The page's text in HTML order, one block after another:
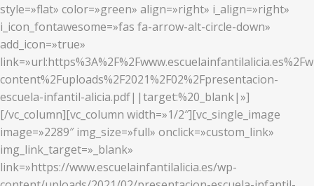
style=»flat» color=»green» align=»right» i_align=»right»
i_icon_fontawesome=»fas fa-arrow-alt-circle-down»
add_icon=»true»
content%2Fuploads%2F2021%2F02%2Fpresentacion-
escuela-infantil-alicia.pdf||target:%20_blank|»]
[/vc_column][vc_column width=»1/2″][vc_single_image
image=»2289″ img_size=»full» onclick=»custom_link»
img_link_target=»_blank»
link=»https://www.escuelainfantilalicia.es/wp-